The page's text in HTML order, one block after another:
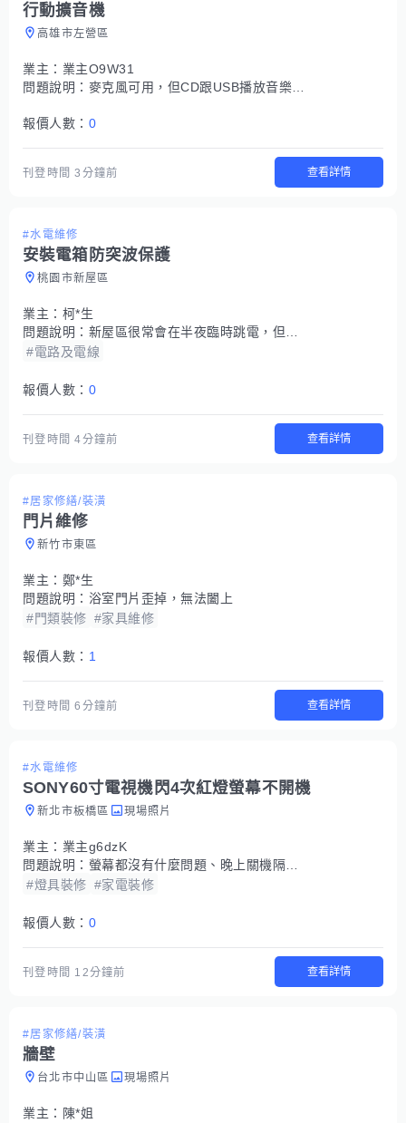
行動擴音機
高雄市左營區
業主： 業主O9W31
問題說明： 麥克風可用，但CD跟USB播放音樂的壞了
報價人數： 0
刊登時間3分鐘前 查看詳情
#水電維修
安裝電箱防突波保護
桃園市新屋區
業主： 柯*生
問題說明： 新屋區很常會在半夜臨時跳電，但是過幾分鐘之後就會回電，擔心電器受到突波傷害 想要在各個電箱都安裝防突破的方式來保護電器
#電路及電線
報價人數： 0
刊登時間4分鐘前 查看詳情
#居家修繕/裝潢
門片維修
新竹市東區
業主： 鄭*生
問題說明： 浴室門片歪掉，無法闔上
#門類裝修 #家具維修
報價人數： 1
刊登時間6分鐘前 查看詳情
#水電維修
SONY60寸電視機閃4次紅燈螢幕不開機
新北市板橋區 現場照片
業主： 業主g6dzK
問題說明： 螢幕都沒有什麼問題、晚上關機隔天早上開機就閃4次紅燈開不了機、SONY. KDL-60NX720.2011年使用到現在都沒有叫修、叫修師傅說要換面板、這樣還有救嗎？
#燈具裝修 #家電裝修
報價人數： 0
刊登時間 12分鐘前 查看詳情
#居家修繕/裝潢
牆壁
台北市中山區 現場照片
業主： 陳*姐